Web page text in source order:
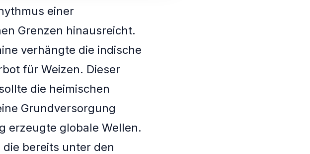
einer
Grenzen hinausreicht.
verhängte die indische
für Weizen. Dieser
die heimischen
Grundversorgung
erzeugte globale Wellen.
die bereits unter den